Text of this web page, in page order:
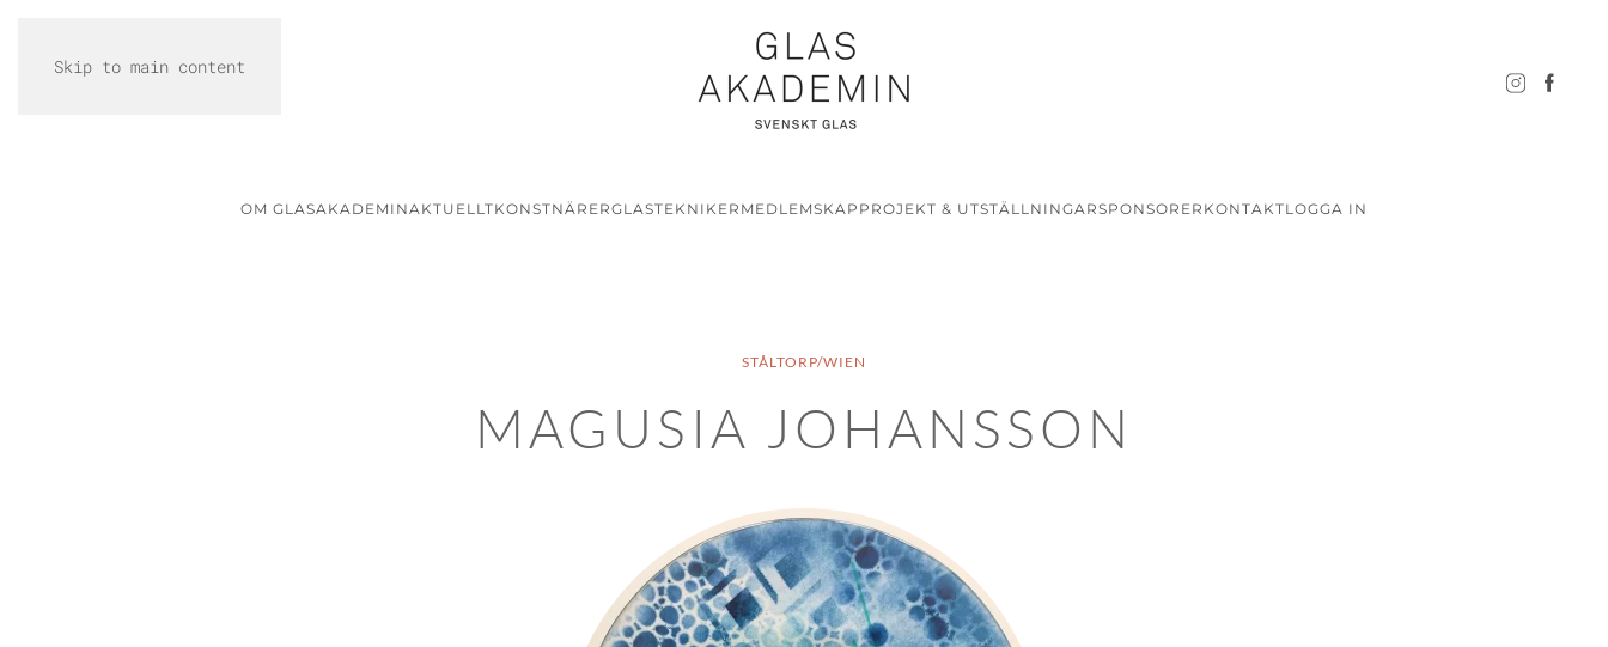
Skip to main content
OM GLASAKADEMINAKTUELLTKONSTNÄRERGLASTEKNIKER MEDLEMSKAP PROJEKT & UTSTÄLLNINGARSPONSORER KONTAKTLOGGA IN
STÅLTORP/WIEN
MAGUSIA JOHANSSON